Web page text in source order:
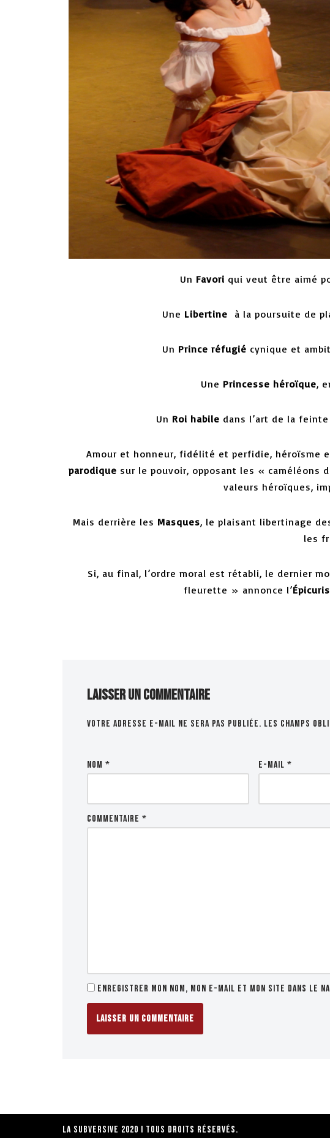
Un Favori qui veut être aimé
Une Libertine à la poursuite de
Un Prince réfugié cynique et
Une Princesse héroïque,
Un Roi habile dans l’art de la
Amour et honneur, fidélité et perfidie, héroïsme
parodique sur le pouvoir, opposant les « caméléons
valeurs héroïques,
Mais derrière les Masques, le plaisant libertinage
les
Si, au final, l’ordre moral est rétabli, le dernier
fleurette » annonce l’
Laisser un commentaire
Votre adresse e-mail ne sera pas publiée. Les champs
Nom * E-mail*
Commentaire *
Enregistrer mon nom, mon e-mail et mon site dans le
La Subversive 2020 I Tous droits réservés.